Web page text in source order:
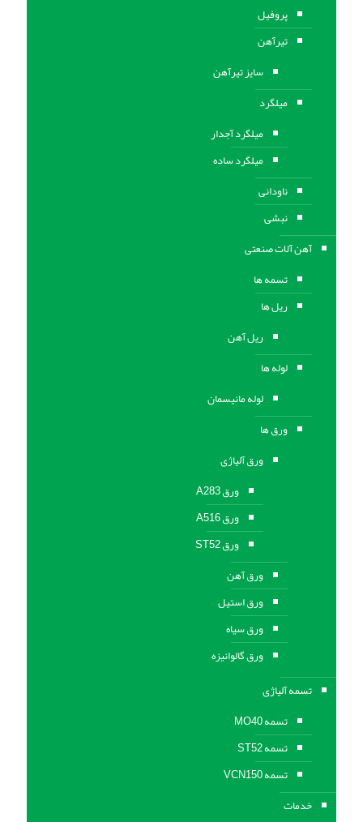
پروفیل
تیرآهن
سایز تیرآهن
میلگرد
میلگرد آجدار
میلگرد ساده
ناودانی
نبشی
آهن آلات صنعتی
تسمه ها
ریل ها
ریل آهن
لوله ها
لوله مانیسمان
ورق ها
ورق آلیاژی
ورق A283
ورق A516
ورق ST52
ورق آهن
ورق استیل
ورق سیاه
ورق گالوانیزه
تسمه آلیاژی
تسمه MO40
تسمه ST52
تسمه VCN150
خدمات